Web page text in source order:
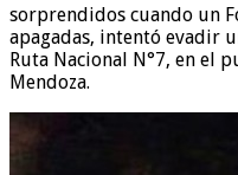
sorprendidos cuando un
apagadas, intentó evadir
Ruta Nacional N°7, en el
Mendoza.